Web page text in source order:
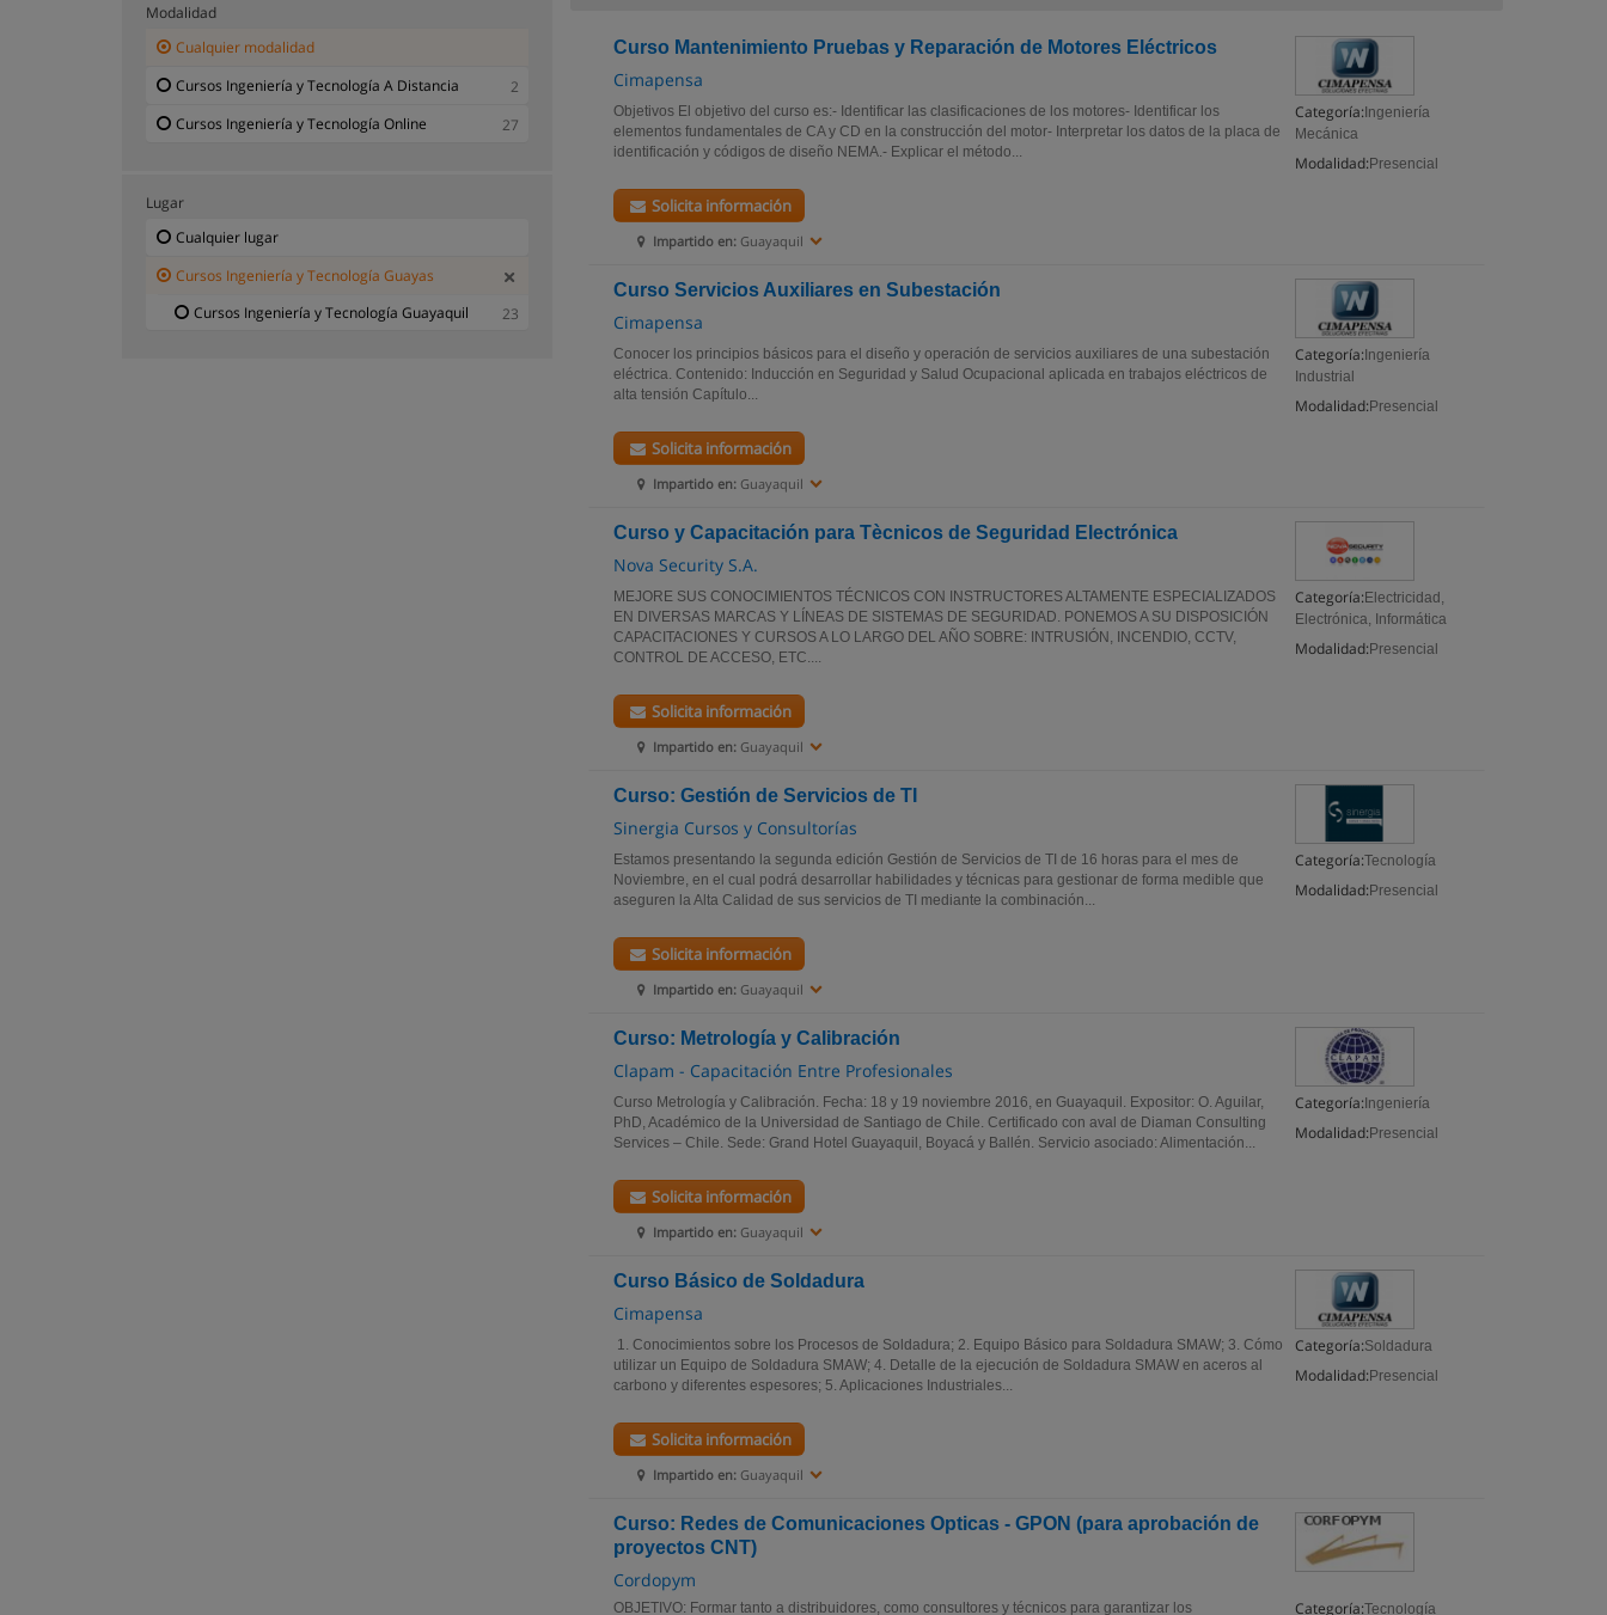
Curso Mantenimiento Pruebas y Reparación de Motores Eléctricos
Cimapensa
Categoría: Ingeniería
Mecánica
Modalidad: Presencial
Objetivos El objetivo del curso es:- Identificar las clasificaciones de los motores- Identificar los
elementos fundamentales de CA y CD en la construcción del motor- Interpretar los datos de la placa de
identificación y códigos de diseño NEMA.- Explicar el método...
Impartido en: Guayaquil
Solicita información
Curso Servicios Auxiliares en Subestación
Cimapensa
Categoría: Ingeniería
Industrial
Modalidad: Presencial
Conocer los principios básicos para el diseño y operación de servicios auxiliares de una subestación
eléctrica. Contenido: Inducción en Seguridad y Salud Ocupacional aplicada en trabajos eléctricos de
alta tensión Capítulo...
Impartido en: Guayaquil
Solicita información
Curso y Capacitación para Tècnicos de Seguridad Electrónica
Nova Security S.A.
Categoría: Electricidad,
Electrónica, Informática
Modalidad: Presencial
MEJORE SUS CONOCIMIENTOS TÉCNICOS CON INSTRUCTORES ALTAMENTE ESPECIALIZADOS
EN DIVERSAS MARCAS Y LÍNEAS DE SISTEMAS DE SEGURIDAD. PONEMOS A SU DISPOSICIÓN
CAPACITACIONES Y CURSOS A LO LARGO DEL AÑO SOBRE: INTRUSIÓN, INCENDIO, CCTV,
CONTROL DE ACCESO, ETC....
Impartido en: Guayaquil
Solicita información
Curso: Gestión de Servicios de TI
Sinergia Cursos y Consultorías
Categoría:Tecnología
Modalidad: Presencial
Estamos presentando la segunda edición Gestión de Servicios de TI de 16 horas­ para el mes de
Noviembre, en el cual podrá desarrollar habilidades y técnicas para gestionar de forma medible que
aseguren la Alta Calidad de sus servicios de TI mediante la combinación...
Impartido en: Guayaquil
Solicita información
Curso: Metrología y Calibración
Clapam - Capacitación Entre Profesionales
Categoría: Ingeniería
Modalidad: Presencial
Curso Metrología y Calibración. Fecha: 18 y 19 noviembre 2016, en Guayaquil. Expositor: O. Aguilar,
PhD, Académico de la Universidad de Santiago de Chile. Certificado con aval de Diaman Consulting
Services – Chile. Sede: Grand Hotel Guayaquil, Boyacá y Ballén. Servicio asociado: Alimentación...
Impartido en: Guayaquil
Solicita información
Curso Básico de Soldadura
Cimapensa
Categoría:Soldadura
Modalidad: Presencial
1. Conocimientos sobre los Procesos de Soldadura; 2. Equipo Básico para Soldadura SMAW; 3. Cómo
utilizar un Equipo de Soldadura SMAW; 4. Detalle de la ejecución de Soldadura SMAW en aceros al
carbono y diferentes espesores; 5. Aplicaciones Industriales...
Impartido en: Guayaquil
Solicita información
Curso: Redes de Comunicaciones Opticas - GPON (para aprobación de
proyectos CNT)
Cordopym
Categoría:Tecnología
OBJETIVO: Formar tanto a distribuidores, como consultores y técnicos para garantizar los
Cursos Tecnología Móvil Guayas
Modalidad
Cualquier modalidad
Cursos Ingeniería y Tecnología A Distancia
2
Cursos Ingeniería y Tecnología Online
27
Lugar
Cualquier lugar
Cursos Ingeniería y Tecnología Guayas
Cursos Ingeniería y Tecnología Guayaquil
23